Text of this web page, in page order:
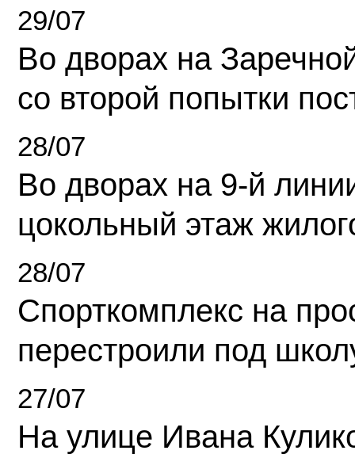
29/07
Во дворах на
со второй попытки
28/07
Во дворах на 9-й
цокольный этаж
28/07
Спорткомплекс на
перестроили под
27/07
На улице Ивана